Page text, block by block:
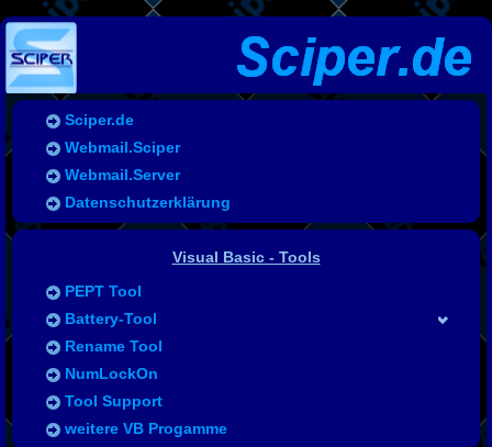
Sciper.de
Webmail.Sciper
Webmail.Server
Datenschutzerklärung
Visual Basic - Tools
PEPT Tool
Battery-Tool
Rename Tool
NumLockOn
Tool Support
weitere VB Progamme